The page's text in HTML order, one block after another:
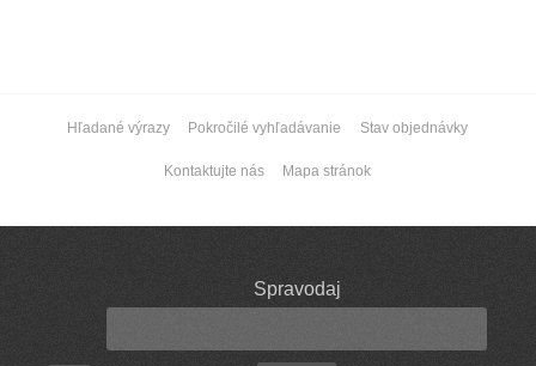
Hľadané výrazy Pokročilé vyhľadávanie Stav objednávky
Kontaktujte nás Mapa stránok
Spravodaj